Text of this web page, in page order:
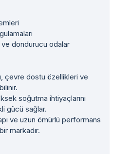
ve dondurucu odalar
çevre dostu özellikleri ve
soğutma ihtiyaçlarını
gücü sağlar.
ve uzun ömürlü performans
markadır.